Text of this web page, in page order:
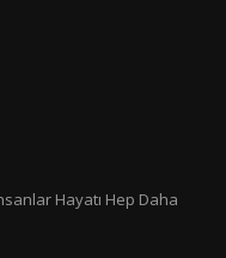
Hayatı Hep Daha